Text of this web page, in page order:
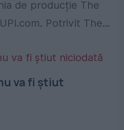
de producție The
Potrivit The...
va fi ştiut